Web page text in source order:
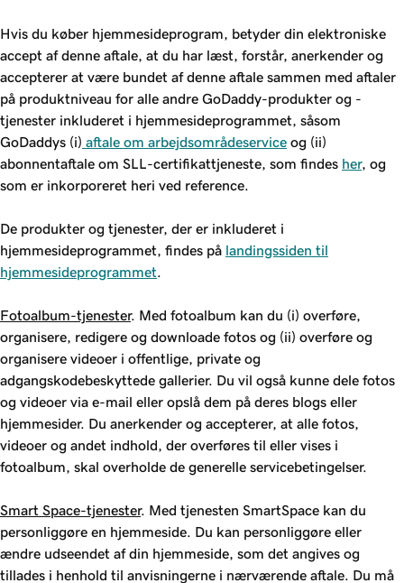
Hvis du køber hjemmesideprogram, betyder din elektroniske
accept af denne aftale, at du har læst, forstår, anerkender og
accepterer at være bundet af denne aftale sammen med aftaler
på produktniveau for alle andre GoDaddy-produkter og -
tjenester inkluderet i hjemmesideprogrammet, såsom
GoDaddys (i) aftale om arbejdsområdeservice og (ii)
abonnentaftale om SLL-certifikattjeneste, som findes her, og
som er inkorporeret heri ved reference.
De produkter og tjenester, der er inkluderet i
hjemmesideprogrammet, findes på landingssiden til
hjemmesideprogrammet
Fotoalbum-tjenester. Med fotoalbum kan du (i) overføre,
organisere, redigere og downloade fotos og (ii) overføre og
organisere videoer i offentlige, private og
adgangskodebeskyttede gallerier. Du vil også kunne dele fotos
og videoer via e-mail eller opslå dem på deres blogs eller
hjemmesider. Du anerkender og accepterer, at alle fotos,
videoer og andet indhold, der overføres til eller vises i
fotoalbum, skal overholde de generelle servicebetingelser.
Smart Space-tjenester. Med tjenesten SmartSpace kan du
personliggøre en hjemmeside. Du kan personliggøre eller
ændre udseendet af din hjemmeside, som det angives og
tillades i henhold til anvisningerne i nærværende aftale. Du må